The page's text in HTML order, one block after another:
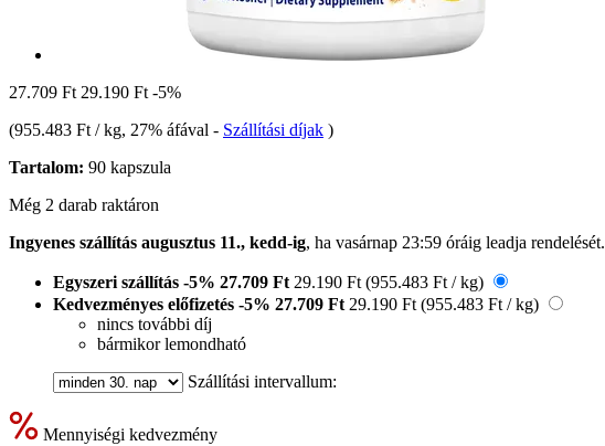
27.709 Ft 29.190 Ft -5%
(955.483 Ft / kg, 27% áfával - Szállítási díjak )
Tartalom: 90 kapszula
Még 2 darab raktáron
Ingyenes szállítás augusztus 11., kedd-ig, ha vasárnap 23:59 óráig leadja rendelését.
Egyszeri szállítás -5% 27.709 Ft 29.190 Ft (955.483 Ft / kg)
Kedvezményes előfizetés -5% 27.709 Ft 29.190 Ft (955.483 Ft / kg)
nincs további díj
bármikor lemondható
Szállítási intervallum:
Mennyiségi kedvezmény